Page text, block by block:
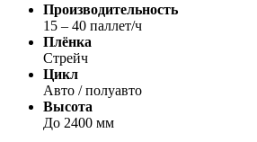
Производительность
15 – 40 паллет/ч
Плёнка
Стрейч
Цикл
Авто / полуавто
Высота
До 2400 мм